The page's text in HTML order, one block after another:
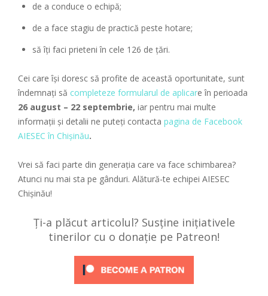
de a conduce o echipă;
de a face stagiu de practică peste hotare;
să îți faci prieteni în cele 126 de țări.
Cei care își doresc să profite de această oportunitate, sunt
îndemnați să completeze formularul de aplicare în perioada
26 august – 22 septembrie, iar pentru mai multe
informații și detalii ne puteți contacta pagina de Facebook
AIESEC în Chișinău.
Vrei să faci parte din generația care va face schimbarea?
Atunci nu mai sta pe gânduri. Alătură-te echipei AIESEC
Chișinău!
Ți-a plăcut articolul? Susține inițiativele
tinerilor cu o donație pe Patreon!